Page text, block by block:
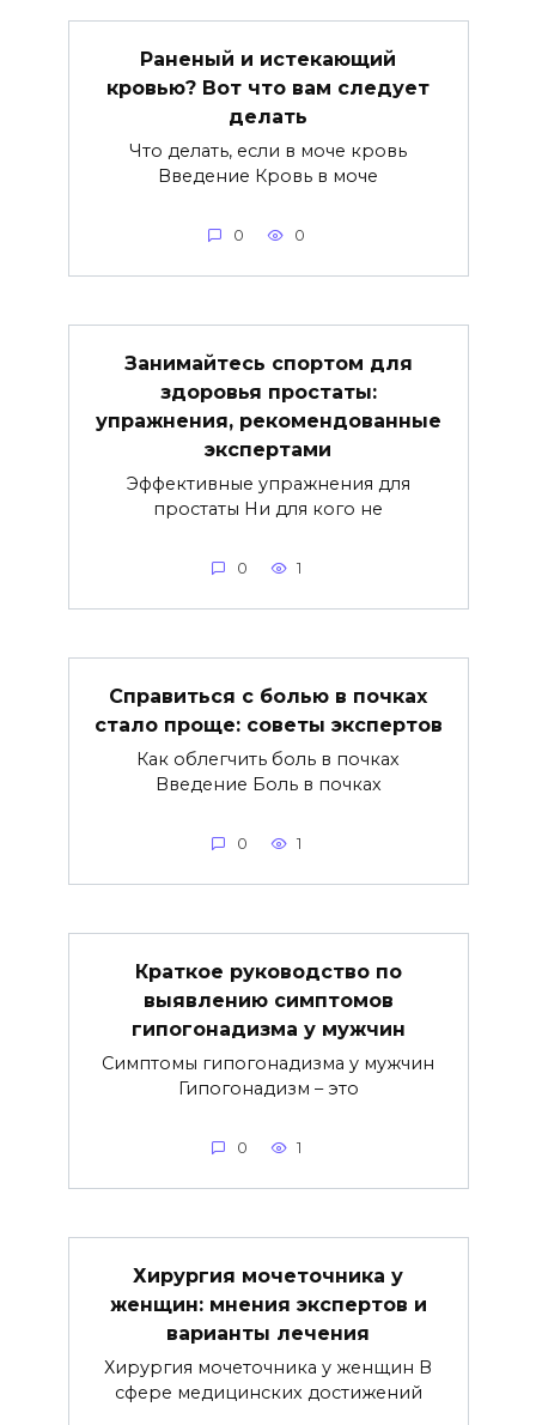
Раненый и истекающий
кровью? Вот что вам следует
делать
Что делать, если в моче кровь
Введение Кровь в моче
0 0
Занимайтесь спортом для
здоровья простаты:
упражнения, рекомендованные
экспертами
Эффективные упражнения для
простаты Ни для кого не
0 1
Справиться с болью в почках
стало проще: советы экспертов
Как облегчить боль в почках
Введение Боль в почках
0 1
Краткое руководство по
выявлению симптомов
гипогонадизма у мужчин
Симптомы гипогонадизма у мужчин
Гипогонадизм – это
0 1
Хирургия мочеточника у
женщин: мнения экспертов и
варианты лечения
Хирургия мочеточника у женщин В
сфере медицинских достижений